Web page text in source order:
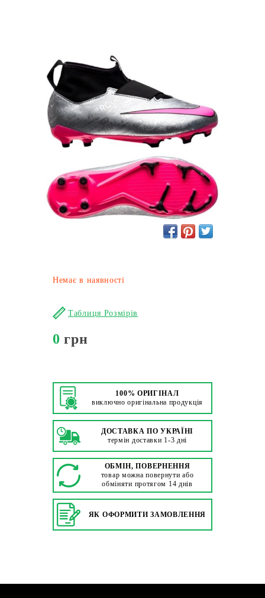
Немає в наявності
Таблиця Розмірів
0 грн
100% ОРИГІНАЛ
виключно оригінальна продукція
ДОСТАВКА ПО УКРАЇНІ
термін доставки 1-3 дні
ОБМІН, ПОВЕРНЕННЯ
товар можна повернути або
обміняти протягом 14 днів
ЯК ОФОРМИТИ ЗАМОВЛЕННЯ